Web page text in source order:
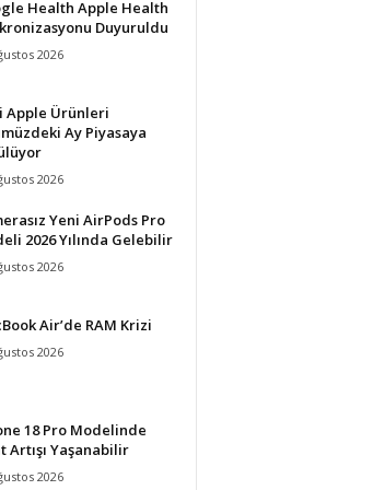
Health Apple Health
Duyuruldu
2026
Apple Ürünleri
Ay Piyasaya
2026
Yeni AirPods Pro
2026 Yılında Gelebilir
2026
Air’de RAM Krizi
2026
18 Pro Modelinde
Artışı Yaşanabilir
2026